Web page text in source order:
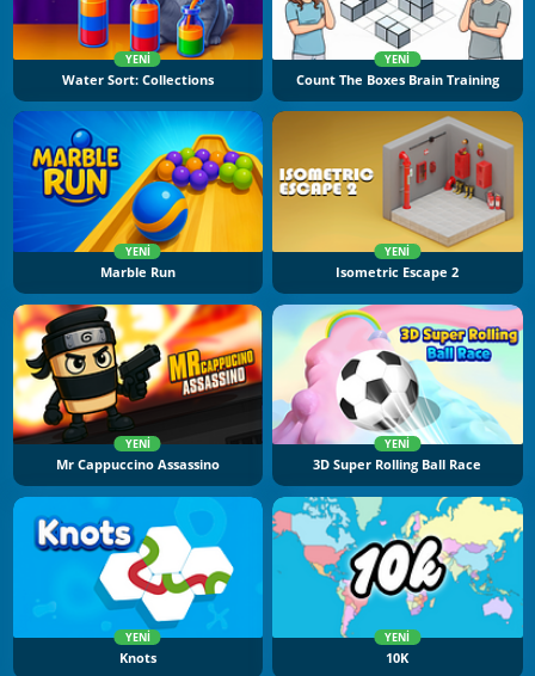
YENI
Water Sort: Collections
YENI
Count The Boxes Brain Training
YENI
Marble Run
YENI
Isometric Escape 2
YENI
Mr Cappuccino Assassino
YENI
3D Super Rolling Ball Race
YENI
Knots
YENI
10K